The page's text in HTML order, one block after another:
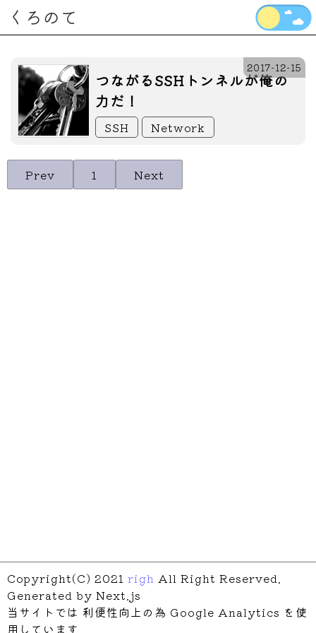
くろのて
つながるSSHトンネルが俺の
力だ！
2017-12-15
SSH Network
Prev 1 Next
Copyright(C) 2021 righ All Right Reserved.
Generated by Next.js
当サイトでは 利便性向上の為 Google Analytics を使
用しています